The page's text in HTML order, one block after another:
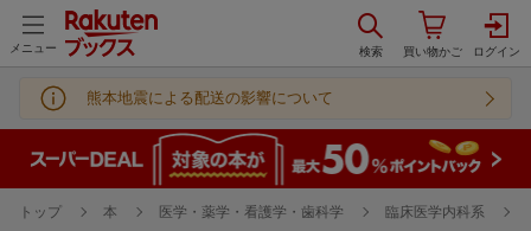
メニュー
熊本地震による配送の影響について
トップ 本 医学・薬学・看護学・歯科学 臨床医学内科系